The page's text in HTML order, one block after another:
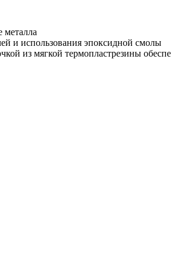
металла
и использования эпоксидной смолы
из мягкой термопластрезины